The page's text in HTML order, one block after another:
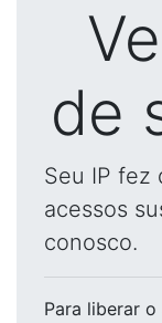
de
Seu IP fez
acessos
conosco.
Para liberar o